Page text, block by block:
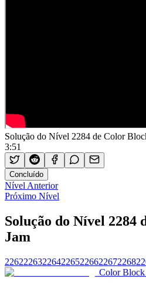
Solução do Nível 2284 de Color
3:51
Concluído
Nível Anterior
Próximo Nível
Solução do Nível 2284
Jam
2262226322642265226622672268
Color Block